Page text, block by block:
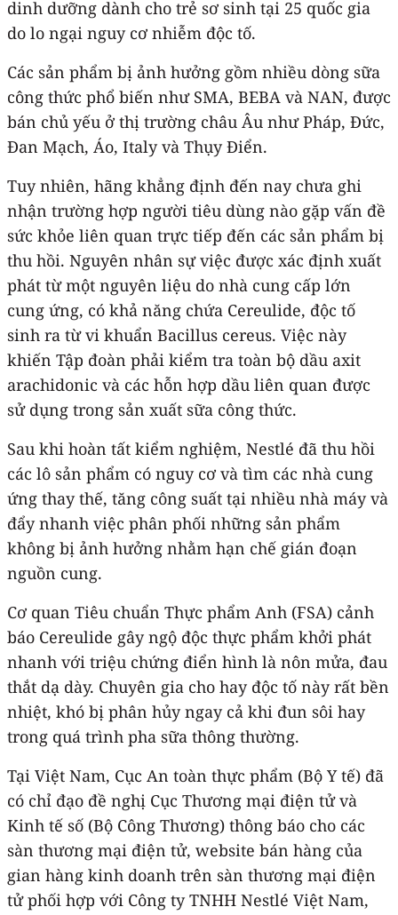
dinh dưỡng dành cho trẻ sơ sinh tại 25 quốc gia
do lo ngại nguy cơ nhiễm độc tố.
Các sản phẩm bị ảnh hưởng gồm nhiều dòng sữa
công thức phổ biến như SMA, BEBA và NAN, được
bán chủ yếu ở thị trường châu Âu như Pháp, Đức,
Đan Mạch, Áo, Italy và Thụy Điển.
Tuy nhiên, hãng khẳng định đến nay chưa ghi
nhận trường hợp người tiêu dùng nào gặp vấn đề
sức khỏe liên quan trực tiếp đến các sản phẩm bị
thu hồi. Nguyên nhân sự việc được xác định xuất
phát từ một nguyên liệu do nhà cung cấp lớn
cung ứng, có khả năng chứa Cereulide, độc tố
sinh ra từ vi khuẩn Bacillus cereus. Việc này
khiến Tập đoàn phải kiểm tra toàn bộ dầu axit
arachidonic và các hỗn hợp dầu liên quan được
sử dụng trong sản xuất sữa công thức.
Sau khi hoàn tất kiểm nghiệm, Nestlé đã thu hồi
các lô sản phẩm có nguy cơ và tìm các nhà cung
ứng thay thế, tăng công suất tại nhiều nhà máy và
đẩy nhanh việc phân phối những sản phẩm
không bị ảnh hưởng nhằm hạn chế gián đoạn
nguồn cung.
Cơ quan Tiêu chuẩn Thực phẩm Anh (FSA) cảnh
báo Cereulide gây ngộ độc thực phẩm khởi phát
nhanh với triệu chứng điển hình là nôn mửa, đau
thắt dạ dày. Chuyên gia cho hay độc tố này rất bền
nhiệt, khó bị phân hủy ngay cả khi đun sôi hay
trong quá trình pha sữa thông thường.
Tại Việt Nam, Cục An toàn thực phẩm (Bộ Y tế) đã
có chỉ đạo đề nghị Cục Thương mại điện tử và
Kinh tế số (Bộ Công Thương) thông báo cho các
sàn thương mại điện tử, website bán hàng của
gian hàng kinh doanh trên sàn thương mại điện
tử phối hợp với Công ty TNHH Nestlé Việt Nam,